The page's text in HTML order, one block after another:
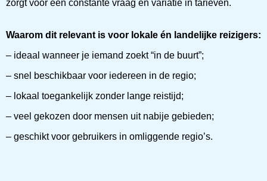
zorgt voor een constante vraag en variatie in tarieven.
Waarom dit relevant is voor lokale én landelijke reizigers:
– ideaal wanneer je iemand zoekt “in de buurt”;
– snel beschikbaar voor iedereen in de regio;
– lokaal toegankelijk zonder lange reistijd;
– veel gekozen door mensen uit nabije gebieden;
– geschikt voor gebruikers in omliggende regio’s.